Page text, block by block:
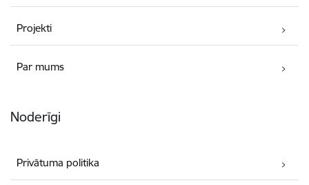
Projekti
Par mums
Noderīgi
Privātuma politika